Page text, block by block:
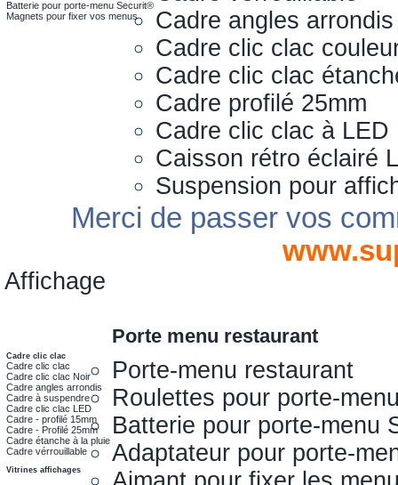
Batterie pour porte-menu Securit®
Magnets pour fixer vos menus
Cadre angles arrondis
Cadre clic clac
Cadre clic clac
Cadre profilé 25mm
Cadre clic clac à LED
Caisson rétro éclairé
Suspension pour
Merci de passer vos
Affichage
Cadre clic clac
Cadre clic clac
Cadre clic clac Noir
Cadre angles arrondis
Cadre à suspendre
Cadre clic clac LED
Cadre - profilé 15mm
Cadre - Profilé 25mm
Cadre étanche à la pluie
Cadre vérrouillable
Vitrines affichages
Porte menu restaurant
Porte-menu restaurant
Roulettes pour porte-
Batterie pour porte-menu
Adaptateur pour porte-